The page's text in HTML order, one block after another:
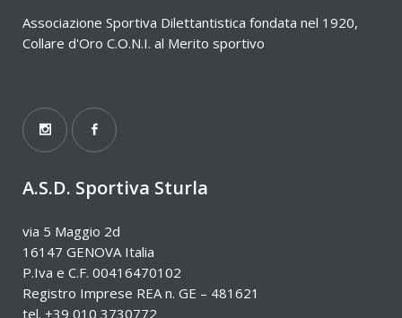
Associazione Sportiva Dilettantistica fondata nel 1920,
Collare d'Oro C.O.N.I. al Merito sportivo
A.S.D. Sportiva Sturla
via 5 Maggio 2d
16147 GENOVA Italia
P.Iva e C.F. 00416470102
Registro Imprese REA n. GE – 481621
tel. +39 010 3730772